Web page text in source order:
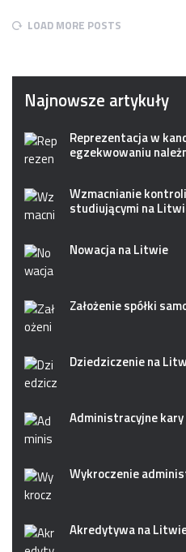
LOAD MORE POSTS
Najnowsze artykuły
Reprezentacja w
egzekwowaniu
Wzmacnianie
studiującymi na
Nowacja na Litwie
Założenie spółki
Dziedziczenie na
Administracyjne
Wykroczenie
Akredytywa na